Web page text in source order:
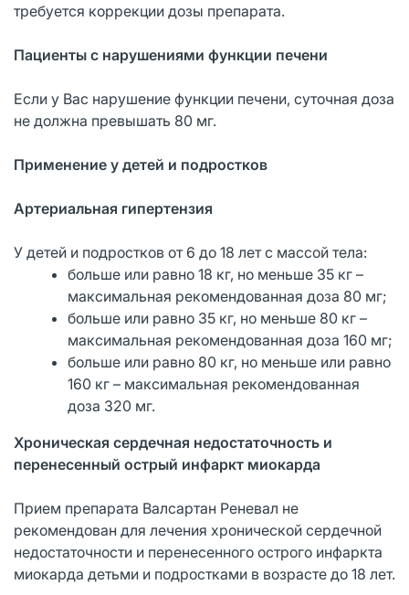
требуется коррекции дозы препарата.
Пациенты с нарушениями функции печени
Если у Вас нарушение функции печени, суточная доза
не должна превышать 80 мг.
Применение у детей и подростков
Артериальная гипертензия
У детей и подростков от 6 до 18 лет с массой тела:
больше или равно 18 кг, но меньше 35 кг –
максимальная рекомендованная доза 80 мг;
больше или равно 35 кг, но меньше 80 кг –
максимальная рекомендованная доза 160 мг;
больше или равно 80 кг, но меньше или равно
160 кг – максимальная рекомендованная
доза 320 мг.
Хроническая сердечная недостаточность и
перенесенный острый инфаркт миокарда
Прием препарата Валсартан Реневал не
рекомендован для лечения хронической сердечной
недостаточности и перенесенного острого инфаркта
миокарда детьми и подростками в возрасте до 18 лет.